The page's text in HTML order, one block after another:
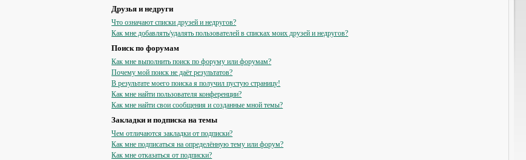
Друзья и недруги
Что означают списки друзей и недругов?
Как мне добавлять/удалять пользователей в списках моих друзей и недругов?
Поиск по форумам
Как мне выполнить поиск по форуму или форумам?
Почему мой поиск не даёт результатов?
В результате моего поиска я получил пустую страницу!
Как мне найти пользователя конференции?
Как мне найти свои сообщения и созданные мной темы?
Закладки и подписка на темы
Чем отличаются закладки от подписки?
Как мне подписаться на определённую тему или форум?
Как мне отказаться от подписки?